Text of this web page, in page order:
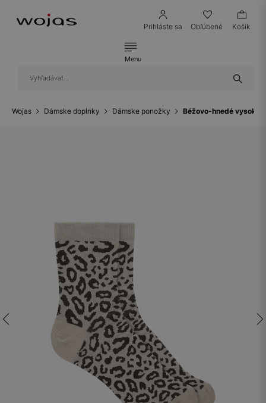
Prihláste sa Obľúbené Košík
Menu
Wojas Dámske doplnky Dámske ponožky Béžovo-hnedé vysoké